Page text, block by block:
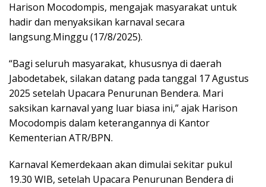
Harison Mocodompis, mengajak masyarakat untuk
hadir dan menyaksikan karnaval secara
langsung.Minggu (17/8/2025).
“Bagi seluruh masyarakat, khususnya di daerah
Jabodetabek, silakan datang pada tanggal 17 Agustus
2025 setelah Upacara Penurunan Bendera. Mari
saksikan karnaval yang luar biasa ini,” ajak Harison
Mocodompis dalam keterangannya di Kantor
Kementerian ATR/BPN.
Karnaval Kemerdekaan akan dimulai sekitar pukul
19.30 WIB, setelah Upacara Penurunan Bendera di